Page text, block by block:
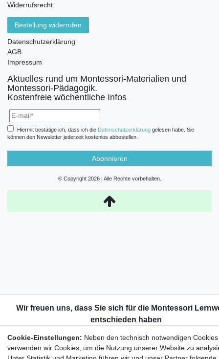
Widerrufsrecht
Bestellung widerrufen
Datenschutzerklärung
AGB
Impressum
Aktuelles rund um Montessori-Materialien und
Montessori-Pädagogik.
Kostenfreie wöchentliche Infos
Hiermit bestätige ich, dass ich die Daten­schutz­erklärunggelesen habe. Sie
können den Newsletter jederzeit kostenlos abbestellen.
Abonnieren
© Copyright 2026 | Alle Rechte vorbehalten.
Cookie-Einstellungen: Neben den technisch notwendigen Cookies
verwenden wir Cookies, um die Nutzung unserer Website zu